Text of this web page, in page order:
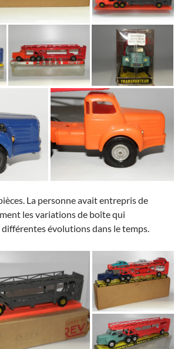
La personne avait entrepris de
les variations de boîte qui
évolutions dans le temps.